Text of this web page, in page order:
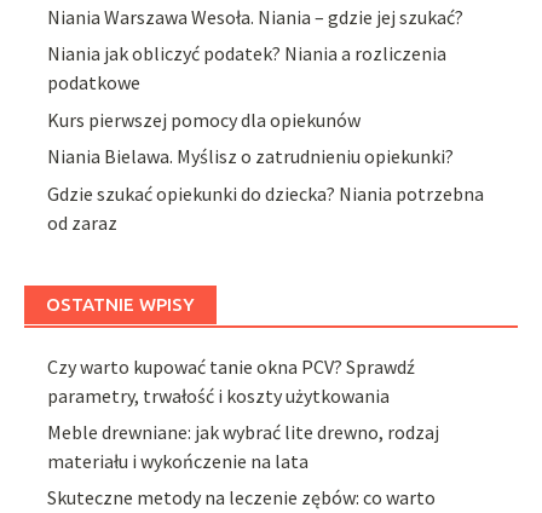
Niania Warszawa Wesoła. Niania – gdzie jej szukać?
Niania jak obliczyć podatek? Niania a rozliczenia
podatkowe
Kurs pierwszej pomocy dla opiekunów
Niania Bielawa. Myślisz o zatrudnieniu opiekunki?
Gdzie szukać opiekunki do dziecka? Niania potrzebna
od zaraz
OSTATNIE WPISY
Czy warto kupować tanie okna PCV? Sprawdź
parametry, trwałość i koszty użytkowania
Meble drewniane: jak wybrać lite drewno, rodzaj
materiału i wykończenie na lata
Skuteczne metody na leczenie zębów: co warto